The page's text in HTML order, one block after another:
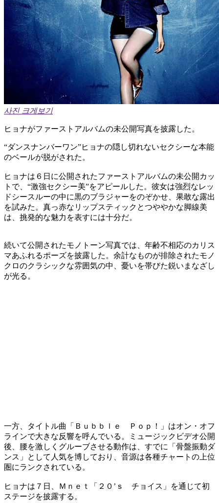
사진 크게보기
ヒョナがファーストアルバムの未公開写真を披露した。
“ダンスナンバーワン”ヒョナの隠し切れないセクシーな本能
のベールが脱がされた。
ヒョナは６日に公開されたファーストアルバムの未公開カッ
トで、“激強セクシー美”をアピールした。彼女は強烈なレッ
ドシースルーの中に黒のブラジャーをのぞかせ、果敢な露出
を試みた。真っ赤なリップスティックとつややかな脚線美
は、挑発的な魅力を表すには十分だ。
続いて公開されたモノトーン写真では、年齢不相応のカリス
マあふれるポーズを披露した。余計なものが排除されたモノ
クロのクラシックな雰囲気の中、憂いを帯びた鋭いまなざし
が光る。
一方、タイトル曲「Ｂｕｂｂｌｅ Ｐｏｐ！」はオン・オフ
ラインで大きな反響を呼んでいる。ミュージックビデオ公開
後、腰を激しくグルーブさせる動作は、すでに「骨盤振動ダ
ンス」として人気を博しており、音源は各種チャートの上位
圏にランクされている。
ヒョナは７日、Ｍｎｅｔ「２０’ｓ チョイス」を通じて初
ステージを披露する。